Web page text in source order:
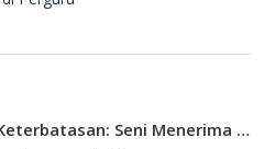
Mengaku Cinta Di Balik Keterbatasan: Seni Menerima Diri Di Hadapan Ilahi